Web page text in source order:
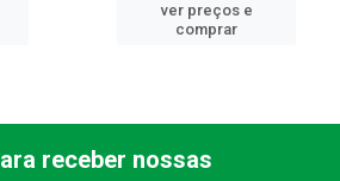
ver preços e
comprar
receber nossas